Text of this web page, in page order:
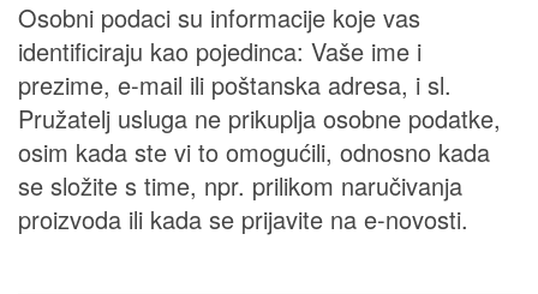
Osobni podaci su informacije koje vas
identificiraju kao pojedinca: Vaše ime i
prezime, e-mail ili poštanska adresa, i sl.
Pružatelj usluga ne prikuplja osobne podatke,
osim kada ste vi to omogućili, odnosno kada
se složite s time, npr. prilikom naručivanja
proizvoda ili kada se prijavite na e-novosti.